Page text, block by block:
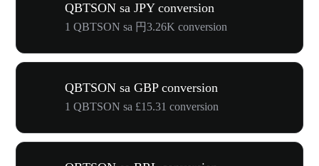
QBTSON sa JPY conversion
1 QBTSON sa 円3.26K conversion
QBTSON sa GBP conversion
1 QBTSON sa £15.31 conversion